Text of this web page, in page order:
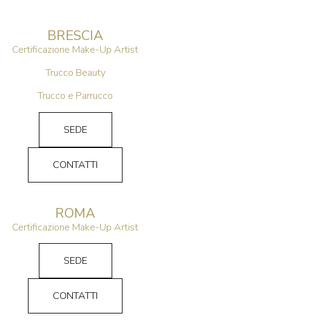
BRESCIA
Certificazione Make-Up Artist
Trucco Beauty
Trucco e Parrucco
SEDE
CONTATTI
ROMA
Certificazione Make-Up Artist
SEDE
CONTATTI